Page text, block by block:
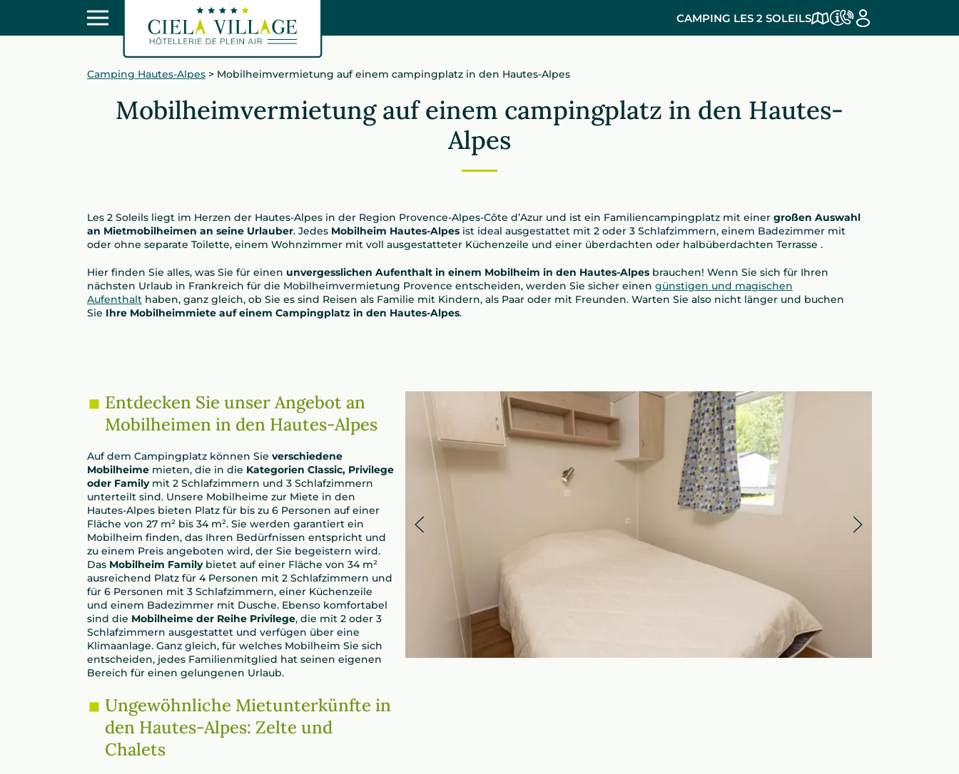
CAMPING LES 2 SOLEILS
Camping Hautes-Alpes > Mobilheimvermietung auf einem campingplatz in den Hautes-Alpes
Mobilheimvermietung auf einem campingplatz in den Hautes-
Alpes
Les 2 Soleils liegt im Herzen der Hautes-Alpes in der Region Provence-Alpes-Côte d’Azur und ist ein Familiencampingplatz mit einer großen Auswahl
an Mietmobilheimen an seine Urlauber. Jedes Mobilheim Hautes-Alpes ist ideal ausgestattet mit 2 oder 3 Schlafzimmern, einem Badezimmer mit
oder ohne separate Toilette, einem Wohnzimmer mit voll ausgestatteter Küchenzeile und einer überdachten oder halbüberdachten Terrasse .
Hier finden Sie alles, was Sie für einen unvergesslichen Aufenthalt in einem Mobilheim in den Hautes-Alpes brauchen! Wenn Sie sich für Ihren
nächsten Urlaub in Frankreich für die Mobilheimvermietung Provence entscheiden, werden Sie sicher einen günstigen und magischen
Aufenthalt haben, ganz gleich, ob Sie es sind Reisen als Familie mit Kindern, als Paar oder mit Freunden. Warten Sie also nicht länger und buchen
Sie Ihre Mobilheimmiete auf einem Campingplatz in den Hautes-Alpes.
Entdecken Sie unser Angebot an
Mobilheimen in den Hautes-Alpes
Auf dem Campingplatz können Sie verschiedene
Mobilheime mieten, die in die Kategorien Classic, Privilege
oder Familymit 2 Schlafzimmern und 3 Schlafzimmern
unterteilt sind. Unsere Mobilheime zur Miete in den
Hautes-Alpes bieten Platz für bis zu 6 Personen auf einer
Fläche von 27 m² bis 34 m². Sie werden garantiert ein
Mobilheim finden, das Ihren Bedürfnissen entspricht und
zu einem Preis angeboten wird, der Sie begeistern wird.
Das Mobilheim Familybietet auf einer Fläche von 34 m²
ausreichend Platz für 4 Personen mit 2 Schlafzimmern und
für 6 Personen mit 3 Schlafzimmern, einer Küchenzeile
und einem Badezimmer mit Dusche. Ebenso komfortabel
sind die Mobilheime der Reihe Privilege, die mit 2 oder 3
Schlafzimmern ausgestattet und verfügen über eine
Klimaanlage. Ganz gleich, für welches Mobilheim Sie sich
entscheiden, jedes Familienmitglied hat seinen eigenen
Bereich für einen gelungenen Urlaub.
Ungewöhnliche Mietunterkünfte in
den Hautes-Alpes: Zelte und
Chalets